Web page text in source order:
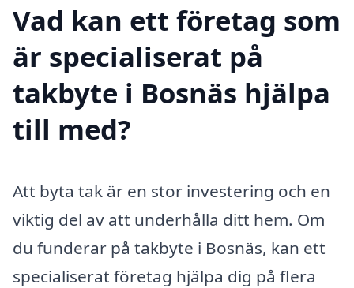
Vad kan ett företag som
är specialiserat på
takbyte i Bosnäs hjälpa
till med?
Att byta tak är en stor investering och en
viktig del av att underhålla ditt hem. Om
du funderar på takbyte i Bosnäs, kan ett
specialiserat företag hjälpa dig på flera